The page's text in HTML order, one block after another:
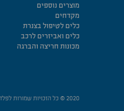
מוצרים נוספים
מקדחים
כלים לטיפול בצנרת
כלים ואביזרים לרכב
מכונות חריצה והברגה
2020 © כל הזכויות שמורות לפלד הספקה טכנית בע”מ